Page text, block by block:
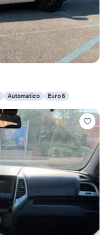
Automatico Euro 6